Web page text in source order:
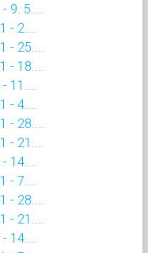
9. 5....
2....
- 25....
- 18....
11....
4....
- 28....
- 21....
14....
7....
- 28....
- 21....
14....